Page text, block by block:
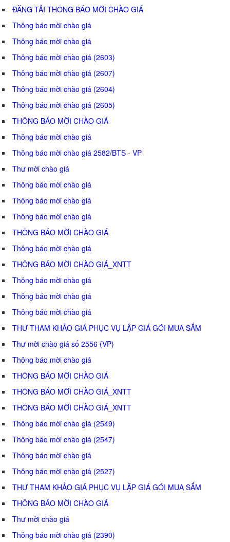
ĐĂNG TẢI THÔNG BÁO MỜI CHÀO GIÁ
Thông báo mời chào giá
Thông báo mời chào giá
Thông báo mời chào giá (2603)
Thông báo mời chào giá (2607)
Thông báo mời chào giá (2604)
Thông báo mời chào giá (2605)
THÔNG BÁO MỜI CHÀO GIÁ
Thông báo mời chào giá
Thông báo mời chào giá 2582/BTS - VP
Thư mời chào giá
Thông báo mời chào giá
Thông báo mời chào giá
Thông báo mời chào giá
THÔNG BÁO MỜI CHÀO GIÁ
Thông báo mời chào giá
THÔNG BÁO MỜI CHÀO GIÁ_XNTT
Thông báo mời chào giá
Thông báo mời chào giá
Thông báo mời chào giá
THƯ THAM KHẢO GIÁ PHỤC VỤ LẬP GIÁ GÓI MUA SẮM
Thư mời chào giá số 2556 (VP)
Thông báo mời chào giá
THÔNG BÁO MỜI CHÀO GIÁ
THÔNG BÁO MỜI CHÀO GIÁ_XNTT
THÔNG BÁO MỜI CHÀO GIÁ_XNTT
Thông báo mời chào giá (2549)
Thông báo mời chào giá (2547)
Thông báo mời chào giá
Thông báo mời chào giá (2527)
THƯ THAM KHẢO GIÁ PHỤC VỤ LẬP GIÁ GÓI MUA SẮM
THÔNG BÁO MỜI CHÀO GIÁ
Thư mời chào giá
Thông báo mời chào giá (2390)